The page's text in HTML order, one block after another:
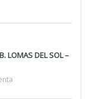
LOMAS DEL SOL –